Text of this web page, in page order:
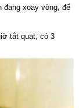
đang xoay vòng, để
tắt quạt, có 3